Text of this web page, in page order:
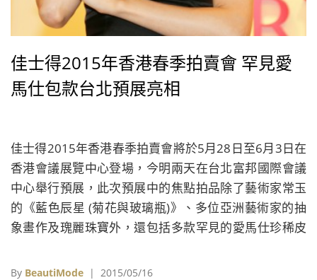
佳士得2015年香港春季拍賣會 罕見愛
馬仕包款台北預展亮相
佳士得2015年香港春季拍賣會將於5月28日至6月3日在
香港會議展覽中心登場，今明兩天在台北富邦國際會議
中心舉行預展，此次預展中的焦點拍品除了藝術家常玉
的《藍色辰星 (菊花與玻璃瓶)》、多位亞洲藝術家的抽
象畫作及瑰麗珠寶外，還包括多款罕見的愛馬仕珍稀皮
石柏金包，將有機會刷新拍賣史上手袋最高成交紀錄。
By BeautiMode | 2015/05/16